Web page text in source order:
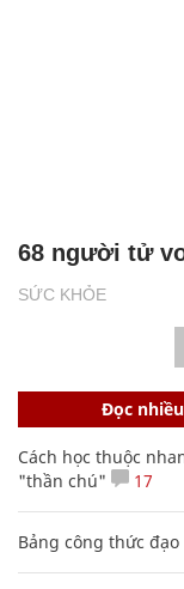
SỨC KHỎE
68 người tử
Đọc nhiều
Cách học thuộc
"thần chú"
17
Bảng công thức